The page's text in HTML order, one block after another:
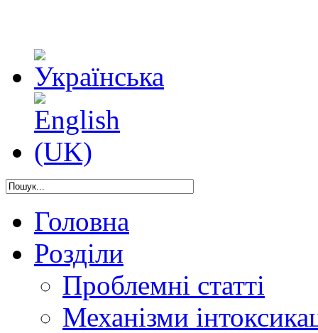
Головна
Розділи
Проблемні статті
Механізми